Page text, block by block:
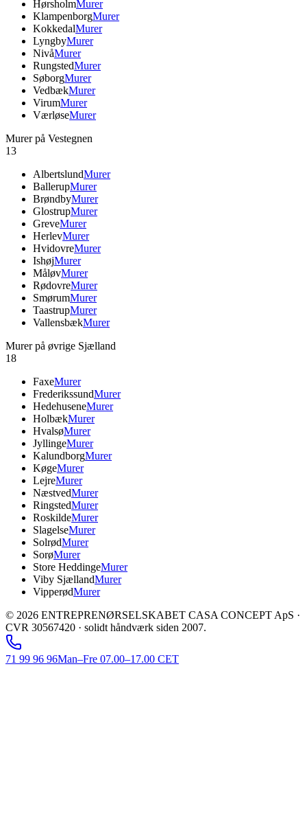
HørsholmMurer
KlampenborgMurer
KokkedalMurer
LyngbyMurer
NivåMurer
RungstedMurer
SøborgMurer
VedbækMurer
VirumMurer
VærløseMurer
Murer på Vestegnen
13
AlbertslundMurer
BallerupMurer
BrøndbyMurer
GlostrupMurer
GreveMurer
HerlevMurer
HvidovreMurer
IshøjMurer
MåløvMurer
RødovreMurer
SmørumMurer
TaastrupMurer
VallensbækMurer
Murer på øvrige Sjælland
18
FaxeMurer
FrederikssundMurer
HedehuseneMurer
HolbækMurer
HvalsøMurer
JyllingeMurer
KalundborgMurer
KøgeMurer
LejreMurer
NæstvedMurer
RingstedMurer
RoskildeMurer
SlagelseMurer
SolrødMurer
SorøMurer
Store HeddingeMurer
Viby SjællandMurer
VipperødMurer
© 2026 ENTREPRENØRSELSKABET CASA CONCEPT ApS ·
CVR 30567420 · solidt håndværk siden 2007.
71 99 96 96Man–Fre 07.00–17.00 CET